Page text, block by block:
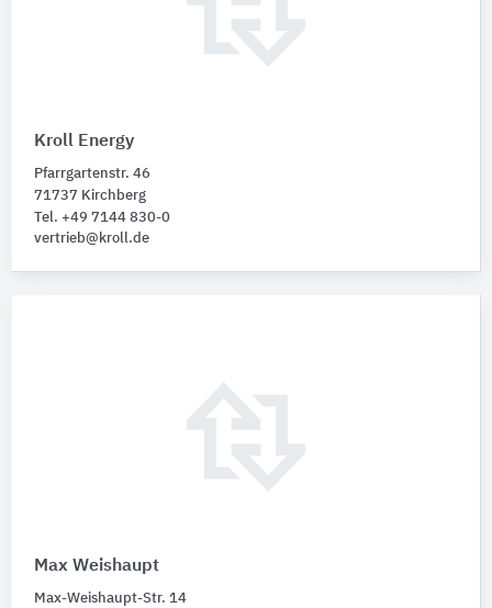
Kroll Energy
Pfarrgartenstr. 46
71737 Kirchberg
Tel. +49 7144 830-0
vertrieb@kroll.de
Max Weishaupt
Max-Weishaupt-Str. 14